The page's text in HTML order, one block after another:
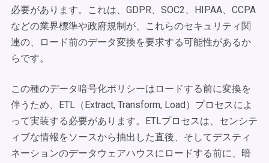
必要があります。これは、GDPR、SOC2、HIPAA、CCPA
などの業界標準や政府規制が、これらのセキュリティ関
連の、ロード前のデータ変換を要求する可能性があるか
らです。
この種のデータ暗号化ポリシーはロードする前に変換を
伴うため、ETL（Extract, Transform, Load）プロセスによ
って実装する必要があります。ETLプロセスは、センシテ
ィブな情報をソースから抽出した直後、そしてデスティ
ネーションのデータウェアハウスにロードする前に、暗